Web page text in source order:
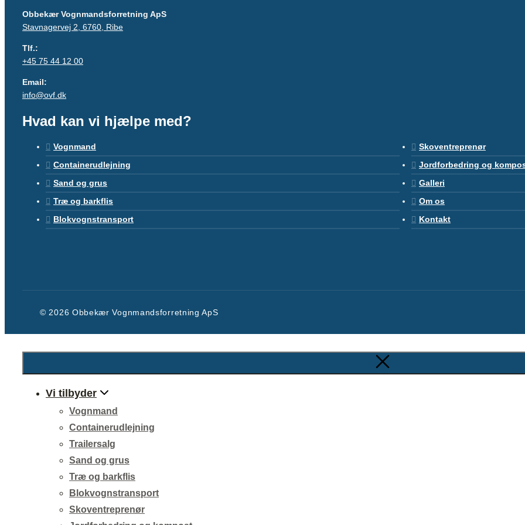
Obbekær Vognmandsforretning ApS
Stavnagervej 2, 6760, Ribe
Tlf.:
+45 75 44 12 00
Email:
info@ovf.dk
Hvad kan vi hjælpe med?
Vognmand
Containerudlejning
Sand og grus
Træ og barkflis
Blokvognstransport
Skoventreprenør
Jordforbedring og
Galleri
Om os
Kontakt
© 2026 Obbekær Vognmandsforretning ApS
Vi tilbyder
Vognmand
Containerudlejning
Trailersalg
Sand og grus
Træ og barkflis
Blokvognstransport
Skoventreprenør